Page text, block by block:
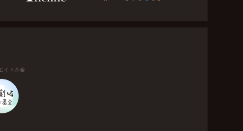
イド基金